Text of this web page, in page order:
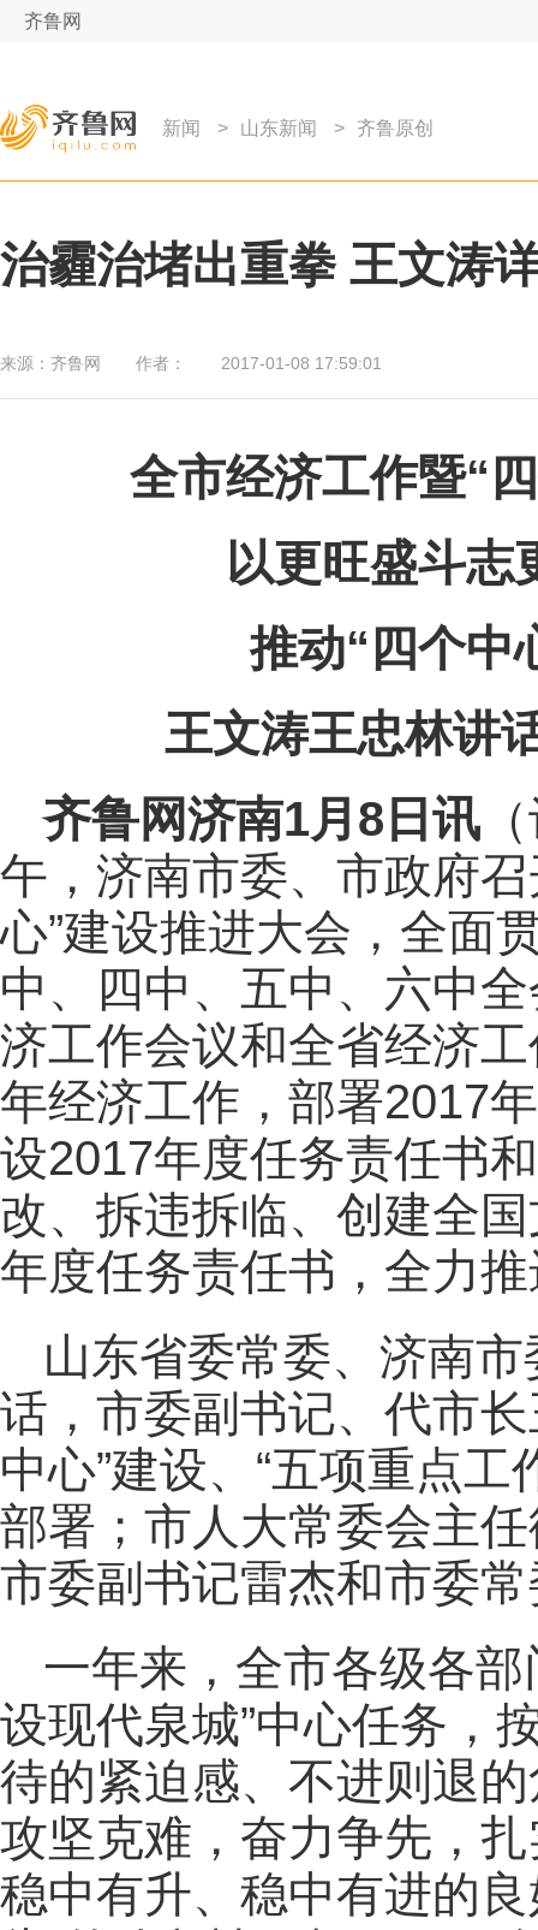
齐鲁网
新闻 > 山东新闻 > 齐鲁原创
治霾治堵出重拳 王文涛
来源： 齐鲁网 作者： 2017-01-08 17:59:01
全市经济工作暨“
以更旺盛斗志
推动“四个中
王文涛王忠林讲
齐鲁网济南1月8日讯
午，济南市委、市政府
心”建设推进大会，全面
中、四中、五中、六中
济工作会议和全省经济
年经济工作，部署2017
设2017年度任务责任书
改、拆违拆临、创建全
年度任务责任书，全力推
山东省委常委、济南
话，市委副书记、代市
中心”建设、“五项重点
部署；市人大常委会主
市委副书记雷杰和市委
一年来，全市各级各
设现代泉城”中心任务，
待的紧迫感、不进则退
攻坚克难，奋力争先，
稳中有升、稳中有进的